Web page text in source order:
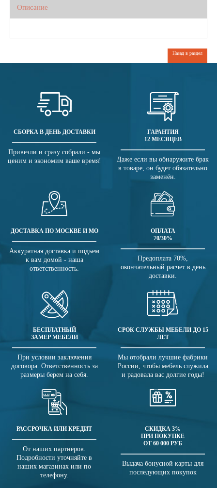
Описание
Назад в раздел
СБОРКА В ДЕНЬ ДОСТАВКИ
Привезли и сразу собрали - мы
ценим и экономим ваше время!
ГАРАНТИЯ
12 МЕСЯЦЕВ
Даже если вы обнаружите брак
в товаре, он будет обязательно
заменён.
ДОСТАВКА ПО МОСКВЕ И МО
Аккуратная доставка и подъем
к вам домой - наша
ответственность.
ОПЛАТА
70/30%
Предоплата 70%,
окончательный расчет в день
доставки.
БЕСПЛАТНЫЙ
ЗАМЕР МЕБЕЛИ
При условии заключения
договора. Ответственность за
размеры берем на себя.
СРОК СЛУЖБЫ МЕБЕЛИ ДО 15
ЛЕТ
Мы отобрали лучшие фабрики
России, чтобы мебель служила
и радовала вас долгие годы!
РАССРОЧКА ИЛИ КРЕДИТ
От наших партнеров.
Подробности уточняйте в
наших магазинах или по
телефону.
СКИДКА 3%
ПРИ ПОКУПКЕ
ОТ 60 000 РУБ
Выдача бонусной карты для
последующих покупок